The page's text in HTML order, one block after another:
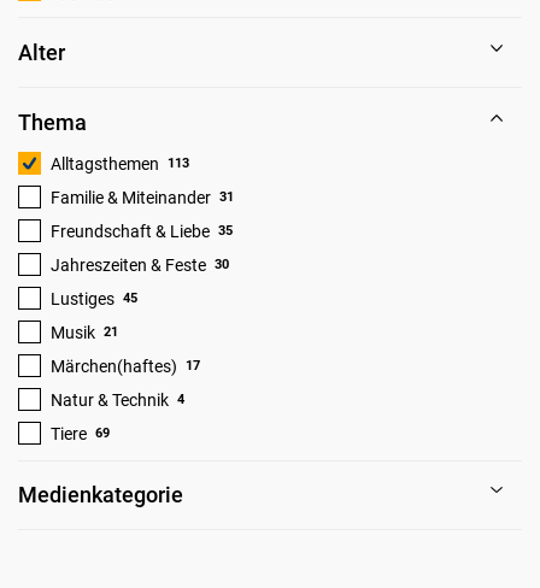
Alter
Thema
Alltagsthemen 113
Familie & Miteinander 31
Freundschaft & Liebe 35
Jahreszeiten & Feste 30
Lustiges 45
Musik 21
Märchen(haftes) 17
Natur & Technik 4
Tiere 69
Medienkategorie